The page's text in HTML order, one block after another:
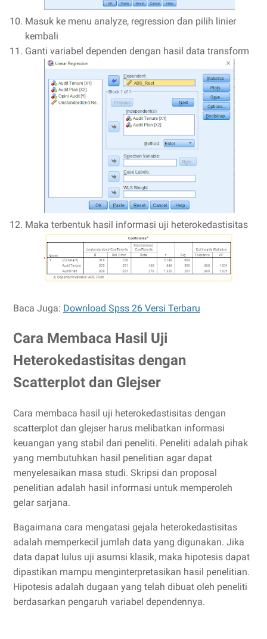
Masuk ke menu analyze, regression dan pilih linier
kembali
Ganti variabel dependen dengan hasil data transform
Maka terbentuk hasil informasi uji heterokedastisitas
Baca Juga: Download Spss 26 Versi Terbaru
Cara Membaca Hasil Uji
Heterokedastisitas dengan
Scatterplot dan Glejser
Cara membaca hasil uji heterokedastisitas dengan
scatterplot dan glejser harus melibatkan informasi
keuangan yang stabil dari peneliti. Peneliti adalah pihak
yang membutuhkan hasil penelitian agar dapat
menyelesaikan masa studi. Skripsi dan proposal
penelitian adalah hasil informasi untuk memperoleh
gelar sarjana.
Bagaimana cara mengatasi gejala heterokedastisitas
adalah memperkecil jumlah data yang digunakan. Jika
data dapat lulus uji asumsi klasik, maka hipotesis dapat
dipastikan mampu menginterpretasikan hasil penelitian.
Hipotesis adalah dugaan yang telah dibuat oleh peneliti
berdasarkan pengaruh variabel dependennya.